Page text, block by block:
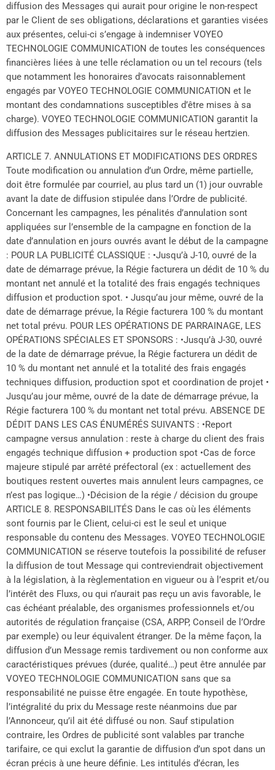
diffusion des Messages qui aurait pour origine le non-respect
par le Client de ses obligations, déclarations et garanties visées
aux présentes, celui-ci s’engage à indemniser VOYEO
TECHNOLOGIE COMMUNICATION de toutes les conséquences
financières liées à une telle réclamation ou un tel recours (tels
que notamment les honoraires d’avocats raisonnablement
engagés par VOYEO TECHNOLOGIE COMMUNICATION et le
montant des condamnations susceptibles d’être mises à sa
charge). VOYEO TECHNOLOGIE COMMUNICATION garantit la
diffusion des Messages publicitaires sur le réseau hertzien.
ARTICLE 7. ANNULATIONS ET MODIFICATIONS DES ORDRES
Toute modification ou annulation d’un Ordre, même partielle,
doit être formulée par courriel, au plus tard un (1) jour ouvrable
avant la date de diffusion stipulée dans l’Ordre de publicité.
Concernant les campagnes, les pénalités d’annulation sont
appliquées sur l’ensemble de la campagne en fonction de la
date d’annulation en jours ouvrés avant le début de la campagne
: POUR LA PUBLICITÉ CLASSIQUE : •Jusqu’à J-10, ouvré de la
date de démarrage prévue, la Régie facturera un dédit de 10 % du
montant net annulé et la totalité des frais engagés techniques
diffusion et production spot. • Jusqu’au jour même, ouvré de la
date de démarrage prévue, la Régie facturera 100 % du montant
net total prévu. POUR LES OPÉRATIONS DE PARRAINAGE, LES
OPÉRATIONS SPÉCIALES ET SPONSORS : •Jusqu’à J-30, ouvré
de la date de démarrage prévue, la Régie facturera un dédit de
10 % du montant net annulé et la totalité des frais engagés
techniques diffusion, production spot et coordination de projet •
Jusqu’au jour même, ouvré de la date de démarrage prévue, la
Régie facturera 100 % du montant net total prévu. ABSENCE DE
DÉDIT DANS LES CAS ÉNUMÉRÉS SUIVANTS : •Report
campagne versus annulation : reste à charge du client des frais
engagés technique diffusion + production spot •Cas de force
majeure stipulé par arrêté préfectoral (ex : actuellement des
boutiques restent ouvertes mais annulent leurs campagnes, ce
n’est pas logique…) •Décision de la régie / décision du groupe
ARTICLE 8. RESPONSABILITÉS Dans le cas où les éléments
sont fournis par le Client, celui-ci est le seul et unique
responsable du contenu des Messages. VOYEO TECHNOLOGIE
COMMUNICATION se réserve toutefois la possibilité de refuser
la diffusion de tout Message qui contreviendrait objectivement
à la législation, à la règlementation en vigueur ou à l’esprit et/ou
l’intérêt des Fluxs, ou qui n’aurait pas reçu un avis favorable, le
cas échéant préalable, des organismes professionnels et/ou
autorités de régulation française (CSA, ARPP, Conseil de l’Ordre
par exemple) ou leur équivalent étranger. De la même façon, la
diffusion d’un Message remis tardivement ou non conforme aux
caractéristiques prévues (durée, qualité…) peut être annulée par
VOYEO TECHNOLOGIE COMMUNICATION sans que sa
responsabilité ne puisse être engagée. En toute hypothèse,
l’intégralité du prix du Message reste néanmoins due par
l’Annonceur, qu’il ait été diffusé ou non. Sauf stipulation
contraire, les Ordres de publicité sont valables par tranche
tarifaire, ce qui exclut la garantie de diffusion d’un spot dans un
écran précis à une heure définie. Les intitulés d’écran, les